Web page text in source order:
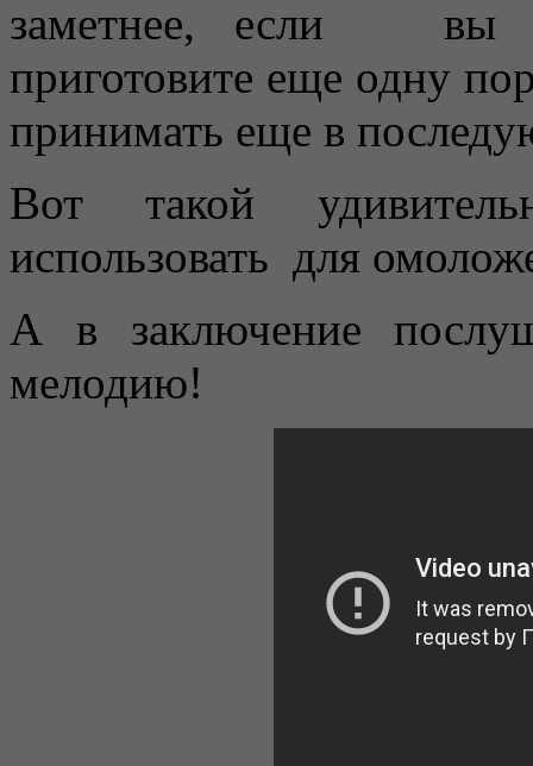
заметнее, если вы
приготовите еще одну
принимать еще в
Вот такой
использовать для
А в заключение
мелодию!